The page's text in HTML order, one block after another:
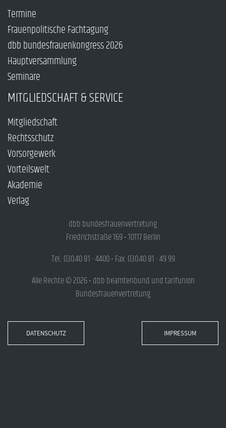
Termine
Frauenpolitische Fachtagung
dbb bundesfrauenkongress 2026
Hauptversammlung
Seminare
MITGLIEDSCHAFT & SERVICE
Mitgliedschaft
Rechtsschutz
Vorsorgewerk
Vorteilswelt
Akademie
Verlag
dbb bundesfrauenvertretung
Friedrichstraße 169 • 10117 Berlin
Tel.: 030.40 81 - 4400 • Fax: 030.40 81 - 49 99
Alle Rechte © 2026 • dbb beamtenbund und tarifunion
Bundesfrauenvertretung
DATENSCHUTZ IMPRESSUM